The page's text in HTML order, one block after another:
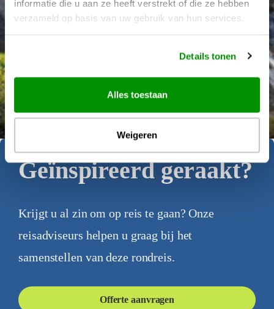
informatie die u aan ze heeft verstrekt of die ze hebben
verzameld op basis van uw gebruik van hun services.
Details tonen
Alles toestaan
Weigeren
Déanne Wetzels
Geïnspireerd geraakt?
Krijgt u al zin om op reis te gaan? Onze
reisadviseurs helpen u graag bij het
samenstellen van deze rondreis.
Offerte aanvragen